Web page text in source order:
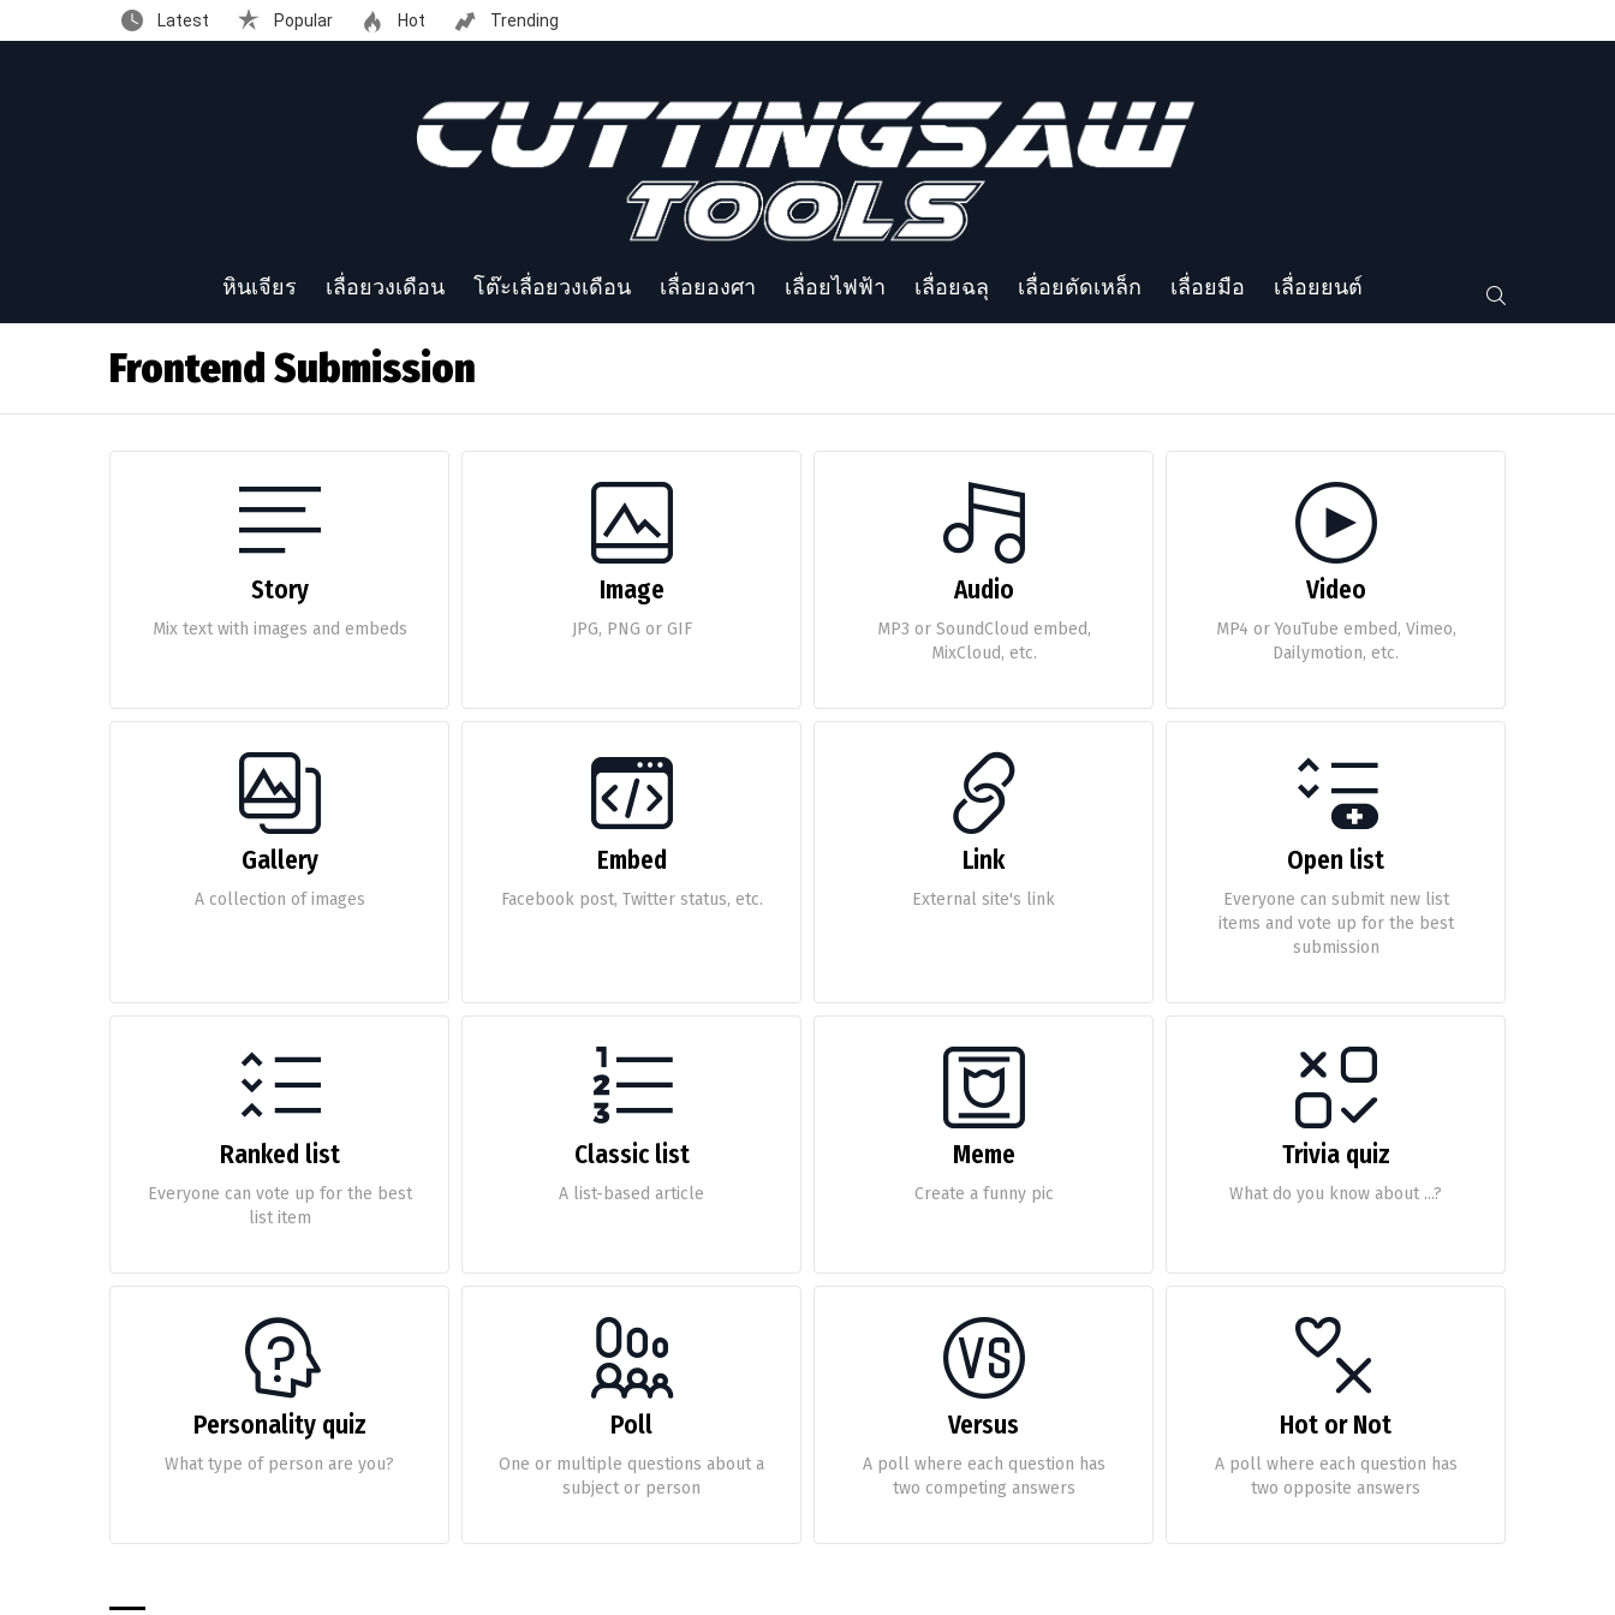
Latest Popular Hot Trending
หินเจียร เลื่อยวงเดือน โต๊ะเลื่อยวงเดือน เลื่อยองศา เลื่อยไฟฟ้า เลื่อยฉลุ เลื่อยตัดเหล็ก เลื่อยมือ เลื่อยยนต์
Frontend Submission
Story
Mix text with images and embeds
Image
JPG, PNG or GIF
Audio
MP3 or SoundCloud embed,
MixCloud, etc.
Video
MP4 or YouTube embed, Vimeo,
Dailymotion, etc.
Gallery
A collection of images
Embed
Facebook post, Twitter status, etc.
Link
External site's link
Open list
Everyone can submit new list
items and vote up for the best
submission
Ranked list
Everyone can vote up for the best
list item
Classic list
A list-based article
Meme
Create a funny pic
Trivia quiz
What do you know about ...?
Personality quiz
What type of person are you?
Poll
One or multiple questions about a
subject or person
Versus
A poll where each question has
two competing answers
Hot or Not
A poll where each question has
two opposite answers